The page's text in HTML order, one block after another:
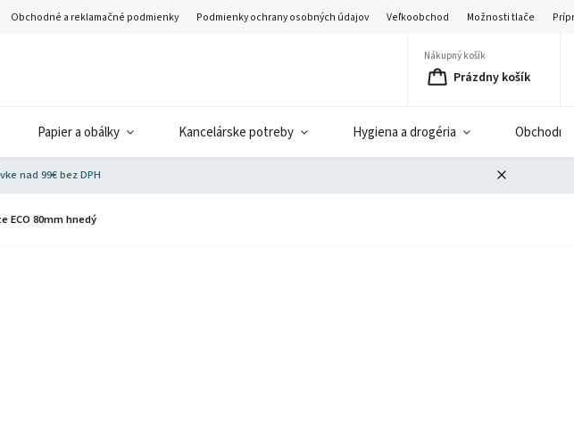
Obchodné a reklamačné podmienky Podmienky ochrany osobných údajov Veľkoobchod Možnosti tlače
Nákupný košík
Prázdny košík
Papier a obálky Kancelárske potreby Hygiena a drogéria
nad 99€ bez DPH
ECO 80mm hnedý